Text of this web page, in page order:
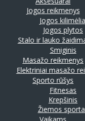
Jogos reikmenys
Jogos
Jogos plytos
Stalo ir lauko
Smiginis
Masažo reikmenys
Elektriniai masažo
Sporto rūšys
Fitnesas
Krepšinis
Žiemos
Vaikams